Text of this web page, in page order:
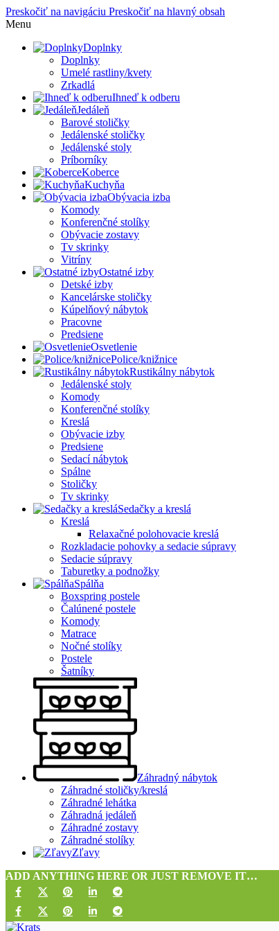
Preskočiť na navigáciu Preskočiť na hlavný obsah
Menu
Doplnky
Doplnky
Umelé rastliny/kvety
Zrkadlá
Ihneď k odberu
Jedáleň
Barové stoličky
Jedálenské stoličky
Jedálenské stoly
Príborníky
Koberce
Kuchyňa
Obývacia izba
Komody
Konferenčné stolíky
Obývacie zostavy
Tv skrinky
Vitríny
Ostatné izby
Detské izby
Kancelárske stoličky
Kúpelňový nábytok
Pracovne
Predsiene
Osvetlenie
Police/knižnice
Rustikálny nábytok
Jedálenské stoly
Komody
Konferenčné stolíky
Kreslá
Obývacie izby
Predsiene
Sedací nábytok
Spálne
Stoličky
Tv skrinky
Sedačky a kreslá
Kreslá
Relaxačné polohovacie kreslá
Rozkladacie pohovky a sedacie súpravy
Sedacie súpravy
Taburetky a podnožky
Spálňa
Boxspring postele
Čalúnené postele
Komody
Matrace
Nočné stolíky
Postele
Šatníky
Záhradný nábytok
Záhradné stoličky/kreslá
Záhradné lehátka
Záhradná jedáleň
Záhradné zostavy
Záhradné stolíky
Zľavy
ADD ANYTHING HERE OR JUST REMOVE IT…